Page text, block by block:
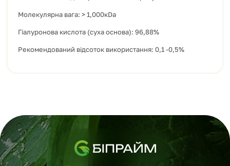
Молекулярна вага: > 1,000кDa
Гіалуронова кислота (суха основа): 96,88%
Рекомендований відсоток використання: 0,1 -0,5%